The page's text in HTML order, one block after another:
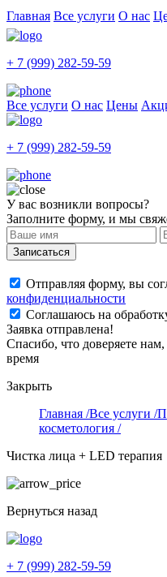
Главная Все услуги О нас
+ 7 (999) 282-59-59
Все услуги О нас Цены
+ 7 (999) 282-59-59
У вас возникли вопросы?
Заполните форму, и мы
Записаться
Отправляя форму, вы
конфиденциальности
Соглашаюсь на
Заявка отправлена!
Спасибо, что доверяете
время
Закрыть
Главная /Все услуги /
косметология /
Чистка лица + LED терапия
Вернуться назад
+ 7 (999) 282-59-59